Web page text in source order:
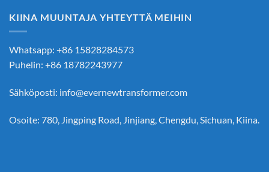
KIINA MUUNTAJA YHTEYTTÄ MEIHIN
Whatsapp: +86 15828284573
Puhelin: +86 18782243977
Sähköposti: info@evernewtransformer.com
Osoite: 780, Jingping Road, Jinjiang, Chengdu, Sichuan, Kiina.